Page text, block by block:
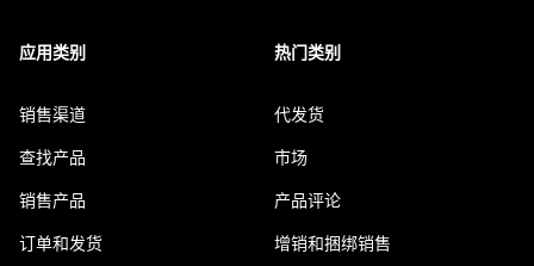
应用类别
销售渠道
查找产品
销售产品
订单和发货
热门类别
代发货
市场
产品评论
增销和捆绑销售